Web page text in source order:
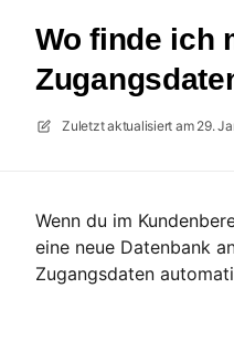
Wo finde ich
Zuletzt aktualisiert am 29.
Wenn du im
eine neue Datenbank
Zugangsdaten